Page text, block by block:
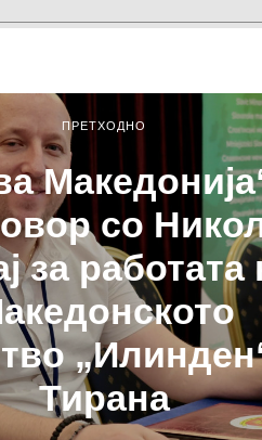
ПРЕТХОДНО
со
за работата
Тирана